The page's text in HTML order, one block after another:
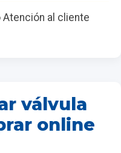
al cliente
válvula
online